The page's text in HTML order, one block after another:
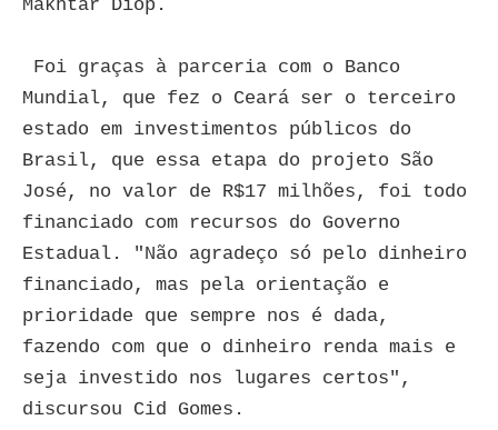
Makhtar Diop.
Foi graças à parceria com o Banco
Mundial, que fez o Ceará ser o terceiro
estado em investimentos públicos do
Brasil, que essa etapa do projeto São
José, no valor de R$17 milhões, foi todo
financiado com recursos do Governo
Estadual. "Não agradeço só pelo dinheiro
financiado, mas pela orientação e
prioridade que sempre nos é dada,
fazendo com que o dinheiro renda mais e
seja investido nos lugares certos",
discursou Cid Gomes.